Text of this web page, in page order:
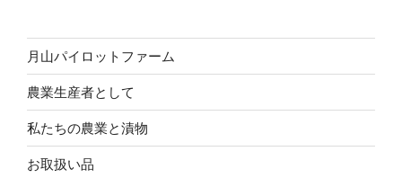
月山パイロットファーム
農業生産者として
私たちの農業と漬物
お取扱い品